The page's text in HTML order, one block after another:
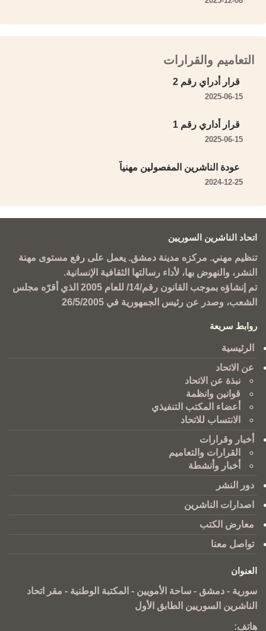
التعاميم والقرارات
قرار أدراي رقم 2
2025-06-15
قرار أداري رقم 1
2025-06-15
عودة الناشرين المفصولين مهنياً
2024-12-25
اتحاد الناشرين السوريين
تنظيم مهني. مركزه مدينة دمشق. يعمل على رفع مستوى مهنة
النشر، والنهوض بها، لأداء رسالتها الثقافية الإنسانية.
تم إنشاؤه بموجب القانون رقم/14/ للعام 2005 الذي أقرّه مجلس
الشعب، وصدر عن رئيس الجمهورية في 26/5/2005
روابط سريعة
الرئيسية
عن الاتحاد
نبذة عن الاتحاد
قوانين وانظمة
أعضاء المكتب التنفيذي
الانتساب للاتحاد
أخبار وقرارات
القرارات والتعاميم
أخبار وأنشطة
دور النشر
اصدارات الناشرين
معارض الكتب
تواصل معنا
العنوان
سورية - دمشق - ساحة الأمويين - المكتبة الوطنية - مقر اتحاد
الناشرين السوريين الطابق الأول
هاتف: